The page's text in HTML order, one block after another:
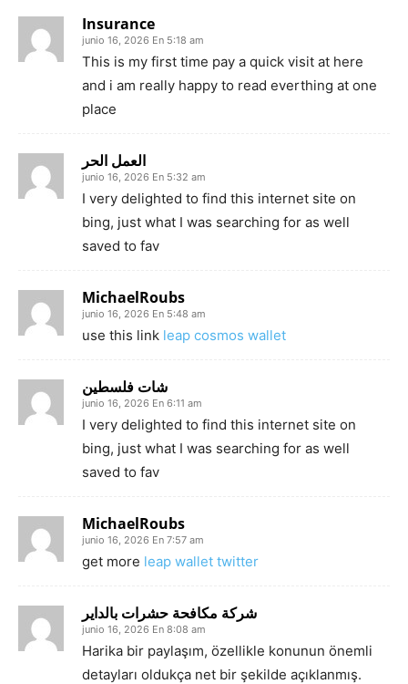
Insurance
junio 16, 2026 En 5:18 am
This is my first time pay a quick visit at here
and i am really happy to read everthing at one
place
العمل الحر
junio 16, 2026 En 5:32 am
I very delighted to find this internet site on
bing, just what I was searching for as well
saved to fav
MichaelRoubs
junio 16, 2026 En 5:48 am
use this link leap cosmos wallet
شات فلسطين
junio 16, 2026 En 6:11 am
I very delighted to find this internet site on
bing, just what I was searching for as well
saved to fav
MichaelRoubs
junio 16, 2026 En 7:57 am
get more leap wallet twitter
شركة مكافحة حشرات بالداير
junio 16, 2026 En 8:08 am
Harika bir paylaşım, özellikle konunun önemli
detayları oldukça net bir şekilde açıklanmış.